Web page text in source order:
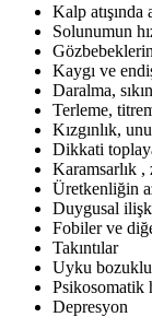
Kalp atışında
Solunumun
Kaygı ve
Daralma,
Terleme,
Kızgınlık,
Dikkati
Karamsarlık ,
Üretkenliğin
Duygusal
Fobiler ve
Takıntılar
Uyku
Psikosomatik
Depresyon